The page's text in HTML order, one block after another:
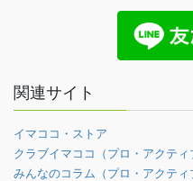
関連サイト
イマココ・ストア
クラブイマココ（プロ・アクティ
みんなのコラム（プロ・アクティ